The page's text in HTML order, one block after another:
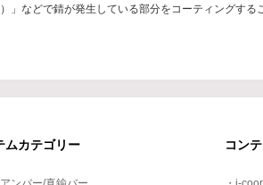
などで錆が発生している部分をコーティングする
ムカテゴリー コン